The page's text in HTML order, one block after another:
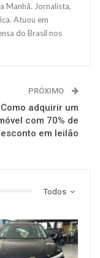
Manhã. Jornalista,
Atuou em
do Brasil nos
PRÓXIMO
Como adquirir um
com 70% de
em leilão
Todos
AUTOMOTIVO